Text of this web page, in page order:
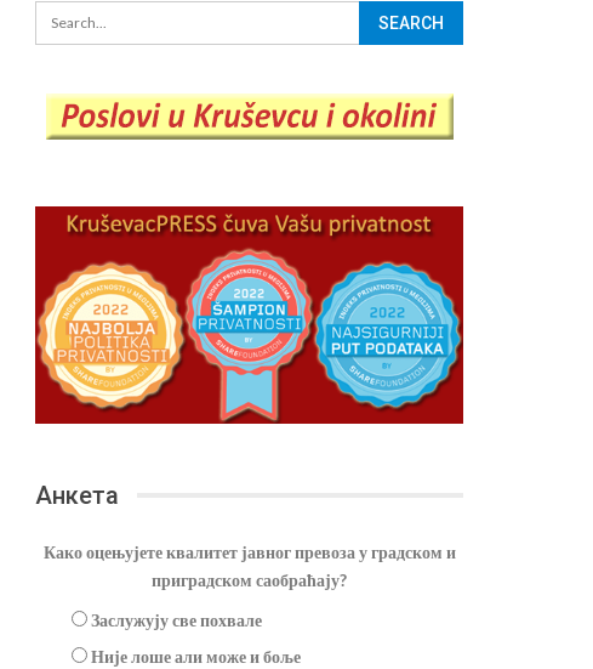
Анкета
Како оцењујете квалитет јавног превоза у градском и
приградском саобраћају?
Заслужују све похвале
Није лоше али може и боље